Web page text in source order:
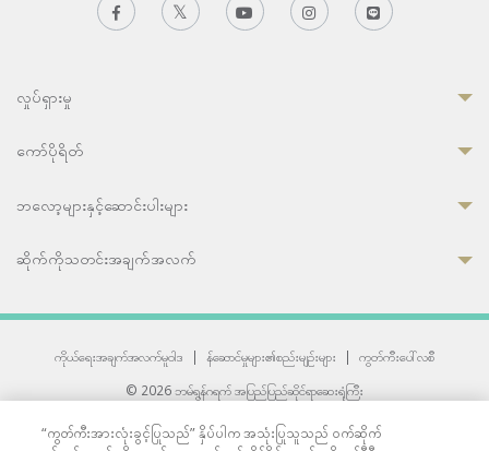
လှုပ်ရှားမှု
ကော်ပိုရိတ်
ဘလော့များနှင့်ဆောင်းပါးများ
ဆိုက်ကိုသတင်းအချက်အလက်
ကိုယ်ရေးအချက်အလက်မူဝါဒ | န်ဆောင်မှုများ၏စည်းမျဉ်းများ |
ကွတ်ကီးပေါ်လစီ
© 2026 ဘမ်ရွန်ဂရက် အပြည်ပြည်ဆိုင်ရာဆေးရုံကြီး
“ကွတ်ကီးအားလုံးခွင့်ပြုသည်” နှိပ်ပါက အသုံးပြုသူသည် ဝက်ဆိုက်